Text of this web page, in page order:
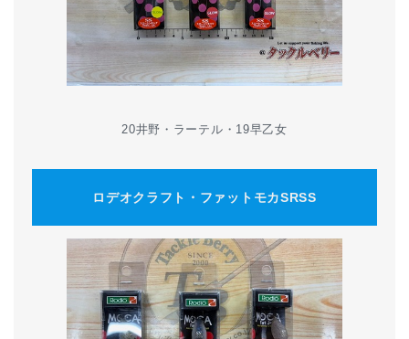
20井野・ラーテル・19早乙女
ロデオクラフト・ファットモカSRSS